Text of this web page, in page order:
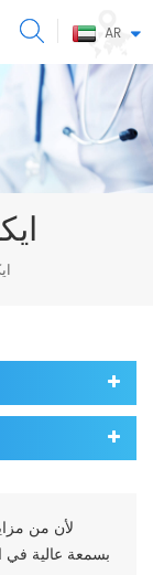
AR
لأن من
بسمعة عالية في